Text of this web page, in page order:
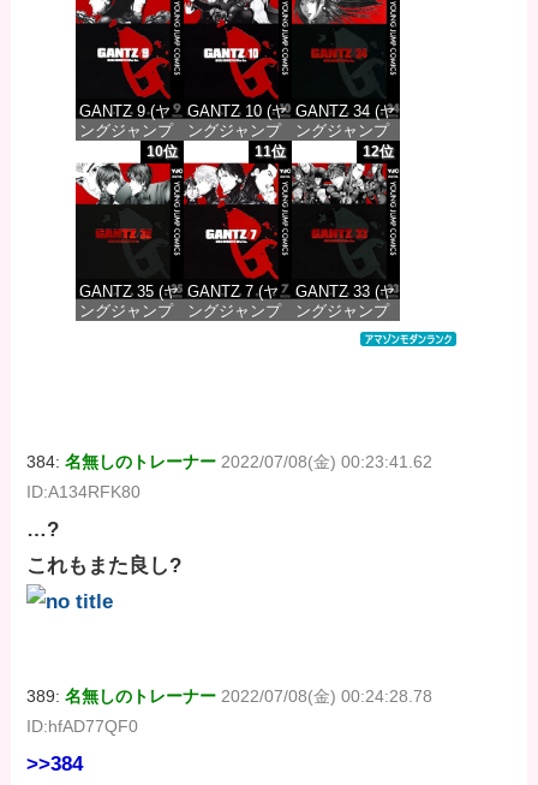
価格：¥100 価格：¥100 価格：¥100
GANTZ 9 (ヤ
ングジャンプ
コミックス
DIGITAL)
価格：¥100
GANTZ 10 (ヤ
ングジャンプ
コミックス
DIGITAL)
価格：¥100
GANTZ 34 (ヤ
ングジャンプ
コミックス
DIGITAL)
価格：¥100
10位
GANTZ 35 (ヤ
ングジャンプ
11位
GANTZ 7 (ヤ
ングジャンプ
12位
GANTZ 33 (ヤ
ングジャンプ
コミックス
384:名無しのトレーナー 2022/07/08(金) 00:23:41.62
ID:A134RFK80
…?
これもまた良し?
389:名無しのトレーナー 2022/07/08(金) 00:24:28.78
ID:hfAD77QF0
>>384